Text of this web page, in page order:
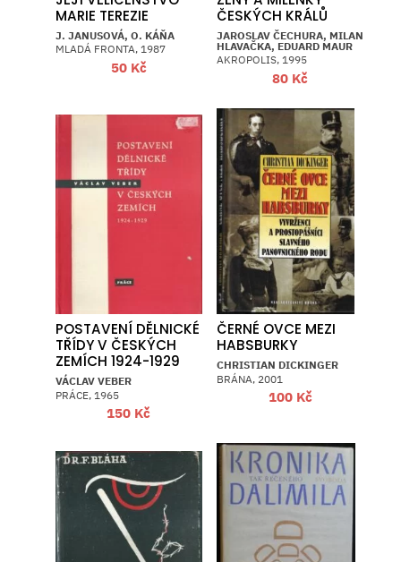
MARIE TEREZIE
J. JANUSOVÁ, O. KÁŇA
MLADÁ FRONTA, 1987
50 Kč
ČESKÝCH KRÁLŮ
JAROSLAV ČECHURA, MILAN
HLAVAČKA, EDUARD MAUR
AKROPOLIS, 1995
80 Kč
POSTAVENÍ DĚLNICKÉ
TŘÍDY V ČESKÝCH
ZEMÍCH 1924-1929
VÁCLAV VEBER
PRÁCE, 1965
150 Kč
ČERNÉ OVCE MEZI
HABSBURKY
CHRISTIAN DICKINGER
BRÁNA, 2001
100 Kč